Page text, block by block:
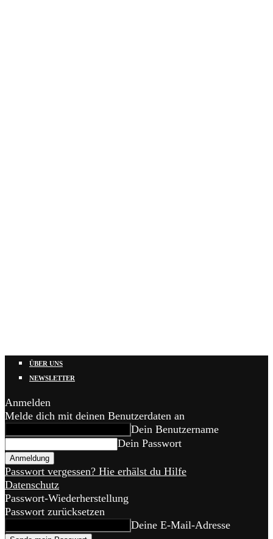
ÜBER UNS
NEWSLETTER
Anmelden
Melde dich mit deinen Benutzerdaten an
Dein Benutzername
Dein Passwort
Passwort vergessen? Hie erhälst du Hilfe
Datenschutz
Passwort-Wiederherstellung
Passwort zurücksetzen
Deine E-Mail-Adresse